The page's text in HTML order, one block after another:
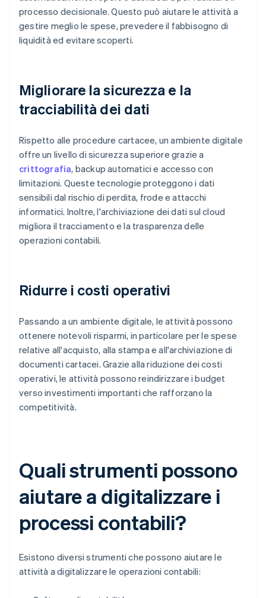
processo decisionale. Questo può aiutare le attività a
gestire meglio le spese, prevedere il fabbisogno di
liquidità ed evitare scoperti.
Migliorare la sicurezza e la
tracciabilità dei dati
Rispetto alle procedure cartacee, un ambiente digitale
offre un livello di sicurezza superiore grazie a
crittografia, backup automatici e accesso con
limitazioni. Queste tecnologie proteggono i dati
sensibili dal rischio di perdita, frode e attacchi
informatici. Inoltre, l'archiviazione dei dati sul cloud
migliora il tracciamento e la trasparenza delle
operazioni contabili.
Ridurre i costi operativi
Passando a un ambiente digitale, le attività possono
ottenere notevoli risparmi, in particolare per le spese
relative all'acquisto, alla stampa e all'archiviazione di
documenti cartacei. Grazie alla riduzione dei costi
operativi, le attività possono reindirizzare i budget
verso investimenti importanti che rafforzano la
competitività.
Quali strumenti possono
aiutare a digitalizzare i
processi contabili?
Esistono diversi strumenti che possono aiutare le
attività a digitalizzare le operazioni contabili: